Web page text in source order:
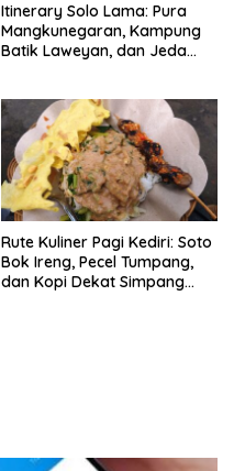
Itinerary Solo Lama: Pura
Mangkunegaran, Kampung
Batik Laweyan, dan Jeda
Rute Kuliner Pagi Kediri: Soto
Bok Ireng, Pecel Tumpang,
dan Kopi Dekat Simpang